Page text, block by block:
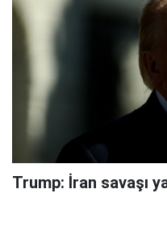
Trump: İran savaşı